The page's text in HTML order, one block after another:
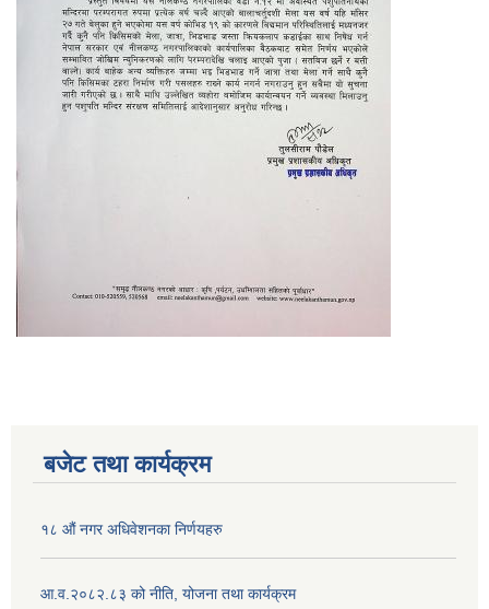
बजेट तथा कार्यक्रम
१८ औं नगर अधिवेशनका निर्णयहरु
आ.व.२०८२.८३ को नीति, योजना तथा कार्यक्रम